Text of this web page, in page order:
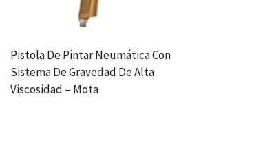
Pistola De Pintar Neumática Con
Sistema De Gravedad De Alta
Viscosidad – Mota